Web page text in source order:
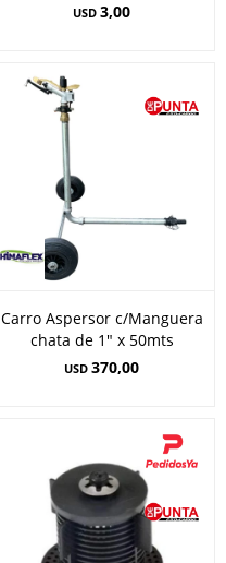
USD 3,00
Carro Aspersor c/Manguera
chata de 1" x 50mts
USD 370,00